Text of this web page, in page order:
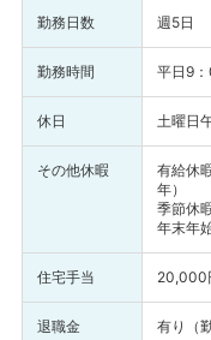
勤務日数 週5日
勤務時間 平日9
休日 土曜日
その他休暇
有給休
年）
季節休
年末年
住宅手当 20,000
退職金 有り（